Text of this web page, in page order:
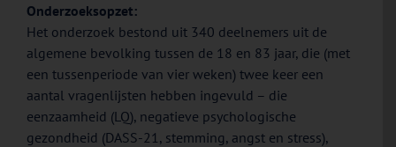
Onderzoeksopzet:
Het onderzoek bestond uit 340 deelnemers uit de
algemene bevolking tussen de 18 en 83 jaar, die (met
een tussenperiode van vier weken) twee keer een
aantal vragenlijsten hebben ingevuld – die
eenzaamheid (LQ), negatieve psychologische
gezondheid (DASS-21, stemming, angst en stress),